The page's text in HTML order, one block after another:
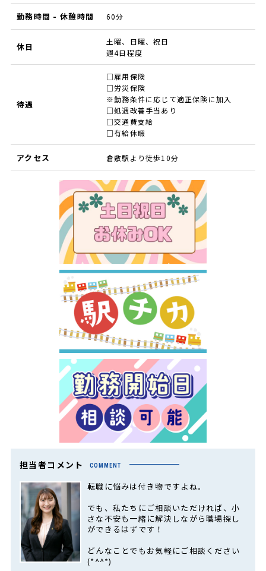
勤務時間 - 休憩時間 60分
休日
土曜、日曜、祝日
週4日程度
待遇
□雇用保険
□労災保険
※勤務条件に応じて適正保険に加入
□処遇改善手当あり
□交通費支給
□有給休暇
アクセス 倉敷駅より徒歩10分
担当者コメント COMMENT
転職に悩みは付き物ですよね。
でも、私たちにご相談いただければ、小
さな不安も一緒に解決しながら職場探し
ができるはずです！
どんなことでもお気軽にご相談ください
(*^^*)